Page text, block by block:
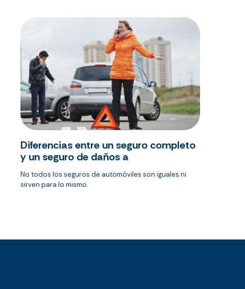
Diferencias entre un seguro completo
y un seguro de daños a
No todos los seguros de automóviles son iguales ni
sirven para lo mismo.